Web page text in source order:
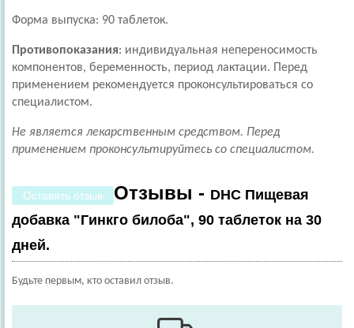
Форма выпуска: 90 таблеток.
Противопоказания: индивидуальная непереносимость
компонентов, беременность, период лактации. Перед
применением рекомендуется проконсультироваться со
специалистом.
Не является лекарственным средством. Перед
применением проконсультируйтесь со специалистом.
Оставить отзыв Отзывы - DHC Пищевая
добавка "Гинкго билоба", 90 таблеток на 30
дней.
Будьте первым, кто оставил отзыв.